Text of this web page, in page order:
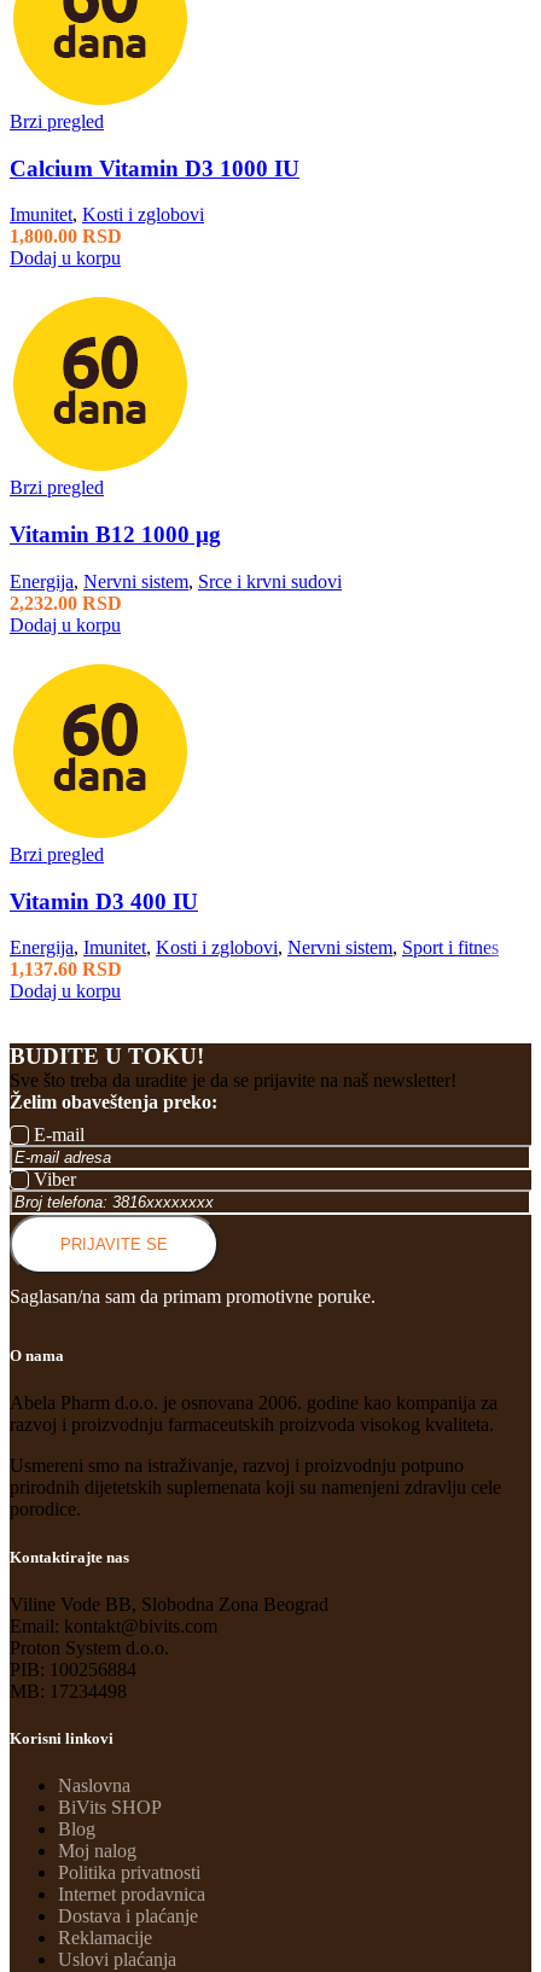
Brzi pregled
Calcium Vitamin D3 1000 IU
Imunitet, Kosti i zglobovi
1,800.00 RSD
Dodaj u korpu
Brzi pregled
Vitamin B12 1000 µg
Energija, Nervni sistem, Srce i krvni sudovi
2,232.00 RSD
Dodaj u korpu
Brzi pregled
Vitamin D3 400 IU
Energija, Imunitet, Kosti i zglobovi, Nervni sistem, Sport i fitnes
1,137.60 RSD
Dodaj u korpu
BUDITE U TOKU!
Sve što treba da uradite je da se prijavite na naš newsletter!
Želim obaveštenja preko:
E-mail
Viber
PRIJAVITE SE
Saglasan/na sam da primam promotivne poruke.
O nama
Abela Pharm d.o.o. je osnovana 2006. godine kao kompanija za
razvoj i proizvodnju farmaceutskih proizvoda visokog kvaliteta.
Usmereni smo na istraživanje, razvoj i proizvodnju potpuno
prirodnih dijetetskih suplemenata koji su namenjeni zdravlju cele
porodice.
Kontaktirajte nas
Viline Vode BB, Slobodna Zona Beograd
Email: kontakt@bivits.com
Proton System d.o.o.
PIB: 100256884
MB: 17234498
Korisni linkovi
Naslovna
BiVits SHOP
Blog
Moj nalog
Politika privatnosti
Internet prodavnica
Dostava i plaćanje
Reklamacije
Uslovi plaćanja